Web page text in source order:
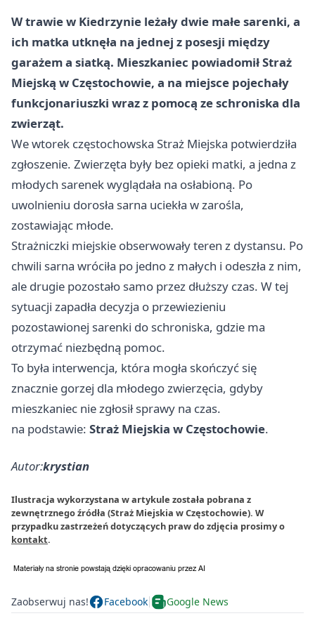
W trawie w Kiedrzynie leżały dwie małe sarenki, a
ich matka utknęła na jednej z posesji między
garażem a siatką. Mieszkaniec powiadomił Straż
Miejską w Częstochowie, a na miejsce pojechały
funkcjonariuszki wraz z pomocą ze schroniska dla
zwierząt.
We wtorek częstochowska Straż Miejska potwierdziła
zgłoszenie. Zwierzęta były bez opieki matki, a jedna z
młodych sarenek wyglądała na osłabioną. Po
uwolnieniu dorosła sarna uciekła w zarośla,
zostawiając młode.
Strażniczki miejskie obserwowały teren z dystansu. Po
chwili sarna wróciła po jedno z małych i odeszła z nim,
ale drugie pozostało samo przez dłuższy czas. W tej
sytuacji zapadła decyzja o przewiezieniu
pozostawionej sarenki do schroniska, gdzie ma
otrzymać niezbędną pomoc.
To była interwencja, która mogła skończyć się
znacznie gorzej dla młodego zwierzęcia, gdyby
mieszkaniec nie zgłosił sprawy na czas.
na podstawie: Straż Miejskia w Częstochowie.
Autor:krystian
Ilustracja wykorzystana w artykule została pobrana z
zewnętrznego źródła (Straż Miejskia w Częstochowie). W
przypadku zastrzeżeń dotyczących praw do zdjęcia prosimy o
kontakt.
Zaobserwuj nas! Facebook Google News